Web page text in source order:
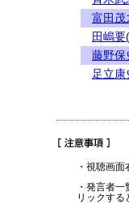
富田茂
田嶋
藤野保
足立
・視聴画
・発言者
リックする